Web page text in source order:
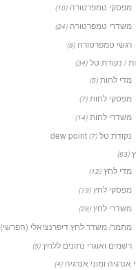
מפסקי טמפרטורה (10)
משדרי טמפרטורה (24)
רגשי טמפרטורה (8)
/ נקודת טל (34)
מדי לחות (5)
מפסקי לחות (7)
משדרי לחות (14)
נקודת טל dew point (7)
(63)
מדי לחץ (12)
מפסקי לחץ (19)
משדרי לחץ (28)
מתמר/ משדר לחץ דיפרנציאלי (הפרשי)
רשמים ואוגרי נתונים ללחץ (5)
אנרגיה ומוני אנרגיה (4)